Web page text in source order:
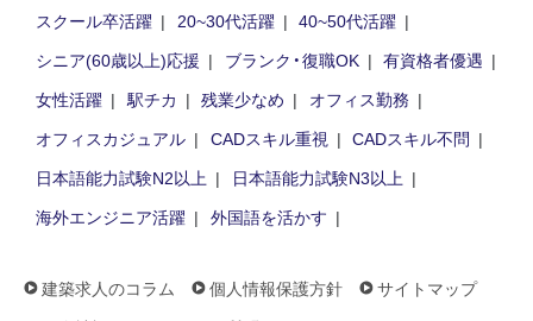
スクール卒活躍
20~30代活躍
40~50代活躍
シニア(60歳以上)応援
ブランク・復職OK
有資格者優遇
女性活躍
駅チカ 残業少なめ
オフィス勤務
オフィスカジュアル
CADスキル重視
CADスキル不問
日本語能力試験N2以上
日本語能力試験N3以上
海外エンジニア活躍
外国語を活かす
建築求人のコラム 個人情報保護方針
サイトマップ